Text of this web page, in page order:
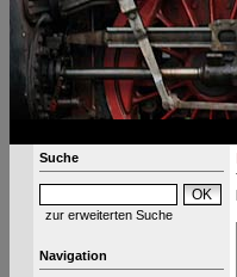
Suche
zur erweiterten Suche
Navigation